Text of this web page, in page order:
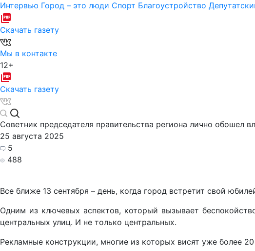
Интервью Город – это люди Спорт Благоустройство
Скачать газету
Мы в контакте
12+
Скачать газету
Советник председателя правительства региона лично обошел
25 августа 2025
5
488
Все ближе 13 сентября – день, когда город встретит свой
Одним из ключевых аспектов, который вызывает
центральных улиц. И не только центральных.
Рекламные конструкции, многие из которых висят уже более